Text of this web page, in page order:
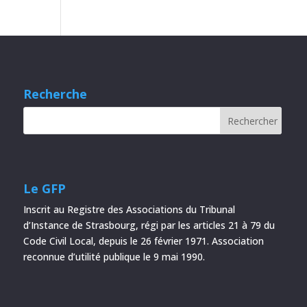
Recherche
Le GFP
Inscrit au Registre des Associations du Tribunal
d’Instance de Strasbourg, régi par les articles 21 à 79 du
Code Civil Local, depuis le 26 février 1971. Association
reconnue d’utilité publique le 9 mai 1990.